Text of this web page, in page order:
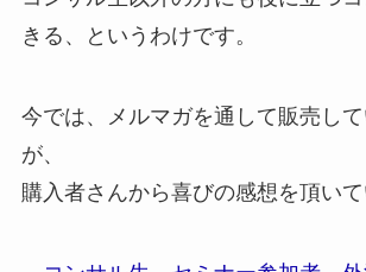
きる、というわけです。
今では、メルマガを通して販売し
が、
購入者さんから喜びの感想を頂いて